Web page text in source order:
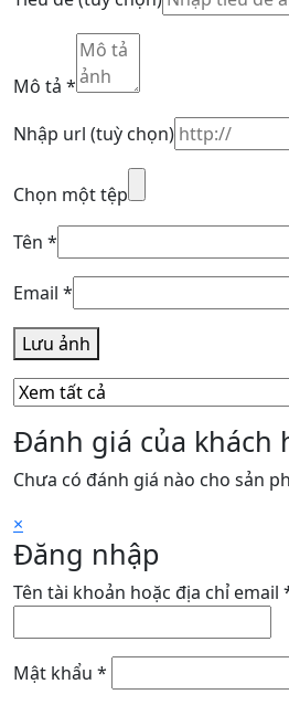
Mô tả *
Nhập url (tuỳ chọn)
Chọn một tệp
Tên *
Email *
Lưu ảnh
Đánh giá của khách
Chưa có đánh giá nào cho sản
×
Đăng nhập
Tên tài khoản hoặc địa chỉ email
Mật khẩu *